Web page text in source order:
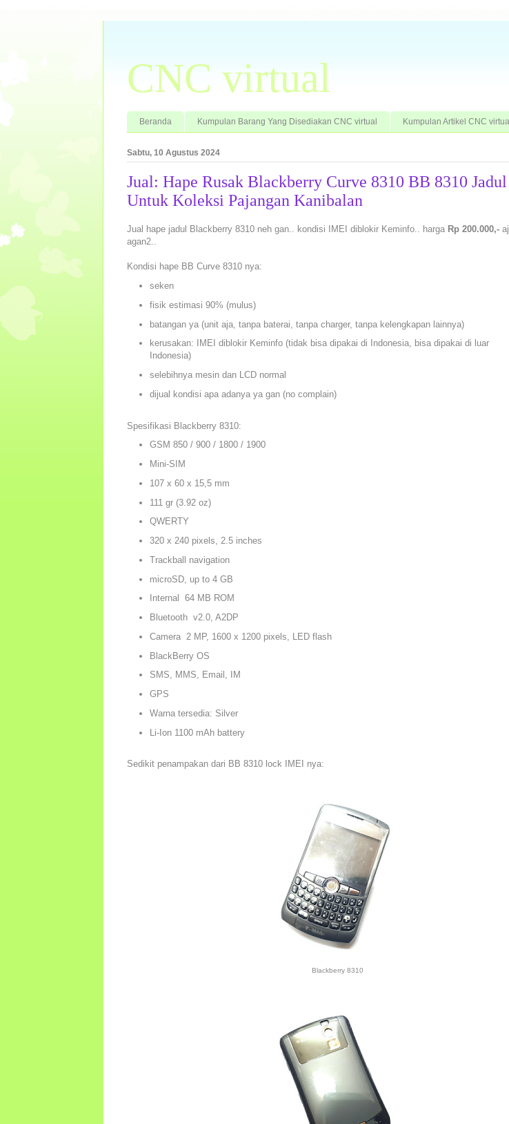
CNC virtual
Beranda Kumpulan Barang Yang Disediakan CNC virtual Kumpulan Artikel CNC
Sabtu, 10 Agustus 2024
Jual: Hape Rusak Blackberry Curve 8310 BB 8310 Jadul
Untuk Koleksi Pajangan Kanibalan
Jual hape jadul Blackberry 8310 neh gan.. kondisi IMEI diblokir Keminfo.. harga Rp 200.000,-
agan2..
Kondisi hape BB Curve 8310 nya:
seken
fisik estimasi 90% (mulus)
batangan ya (unit aja, tanpa baterai, tanpa charger, tanpa kelengkapan lainnya)
kerusakan: IMEI diblokir Keminfo (tidak bisa dipakai di Indonesia, bisa dipakai di luar
Indonesia)
selebihnya mesin dan LCD normal
dijual kondisi apa adanya ya gan (no complain)
Spesifikasi Blackberry 8310:
GSM 850 / 900 / 1800 / 1900
Mini-SIM
107 x 60 x 15,5 mm
111 gr (3.92 oz)
QWERTY
320 x 240 pixels, 2.5 inches
Trackball navigation
microSD, up to 4 GB
Internal 64 MB ROM
Bluetooth v2.0, A2DP
Camera 2 MP, 1600 x 1200 pixels, LED flash
BlackBerry OS
SMS, MMS, Email, IM
GPS
Warna tersedia: Silver
Li-Ion 1100 mAh battery
Sedikit penampakan dari BB 8310 lock IMEI nya:
Blackberry 8310